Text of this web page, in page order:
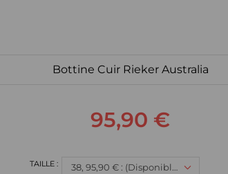
Bottine Cuir Rieker Australia
95,90 €
38, 95,90 € : (Disponible)